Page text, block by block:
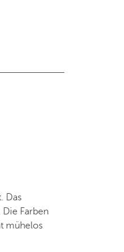
Das
Farben
mühelos